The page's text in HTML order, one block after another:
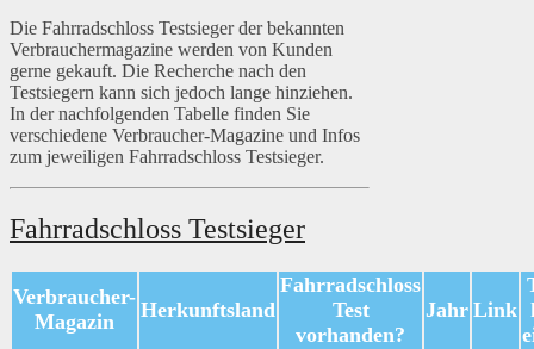
Die Fahrradschloss Testsieger der bekannten
Verbrauchermagazine werden von Kunden
gerne gekauft. Die Recherche nach den
Testsiegern kann sich jedoch lange hinziehen.
In der nachfolgenden Tabelle finden Sie
verschiedene Verbraucher-Magazine und Infos
zum jeweiligen Fahrradschloss Testsieger.
Fahrradschloss Testsieger
Verbraucher-
Magazin
Herkunftsland
Fahrradschloss
Test
vorhanden?
Jahr Link